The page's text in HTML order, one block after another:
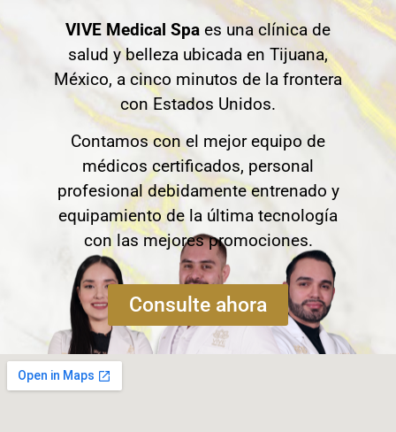
VIVE Medical Spa es una clínica de
salud y belleza ubicada en Tijuana,
México, a cinco minutos de la frontera
con Estados Unidos.
Contamos con el mejor equipo de
médicos certificados, personal
profesional debidamente entrenado y
equipamiento de la última tecnología
con las mejores promociones.
Consulte ahora